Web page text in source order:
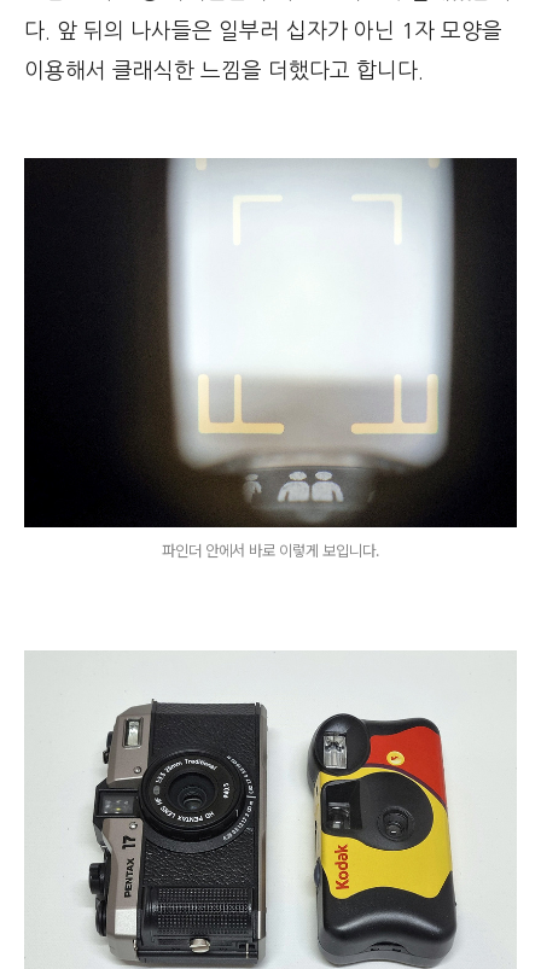
다. 앞 뒤의 나사들은 일부러 십자가 아닌 1자 모양을
이용해서 클래식한 느낌을 더했다고 합니다.
파인더 안에서 바로 이렇게 보입니다.